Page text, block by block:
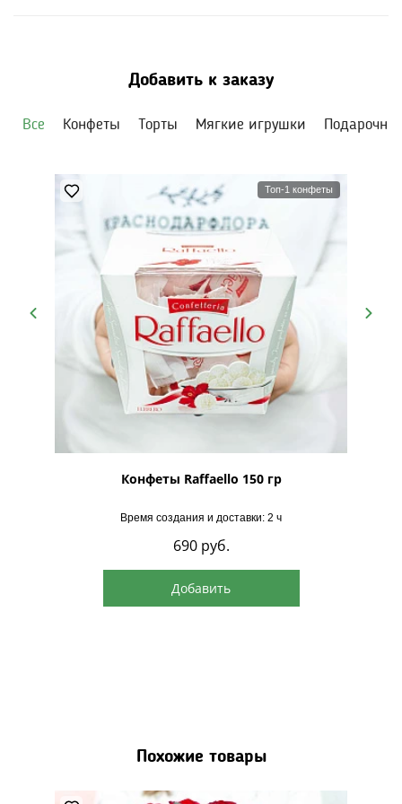
Добавить к заказу
Все Конфеты Торты Мягкие игрушки
Топ-1 конфеты
Конфеты Raffaello 150 гр
Время создания и доставки: 2 ч
690 руб.
Добавить
Похожие товары